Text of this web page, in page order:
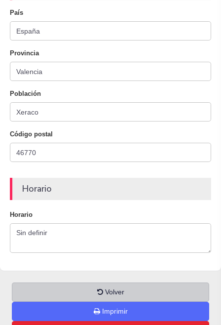
País
Provincia
Población
Código postal
Horario
Horario
Volver
Imprimir